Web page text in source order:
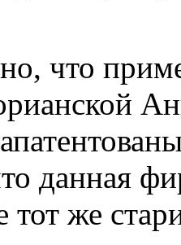
что
данная
тот же